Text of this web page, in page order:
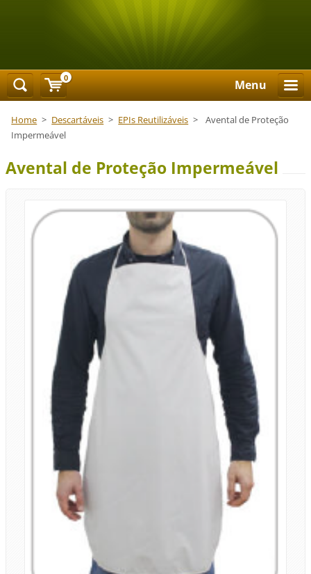
Menu
Home > Descartáveis > EPIs Reutilizáveis >
Avental de Proteção
Impermeável
Avental de Proteção Impermeável
0